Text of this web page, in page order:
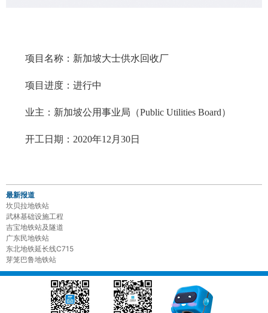
项目名称：新加坡大士供水回收厂
项目进度：进行中
业主： 新加坡公用事业局（Public Utilities Board）
开工日期：2020年12月30日
最新报道
坎贝拉地铁站
武林基础设施工程
吉宝地铁站及隧道
广东民地铁站
东北地铁延长线C715
芽笼巴鲁地铁站